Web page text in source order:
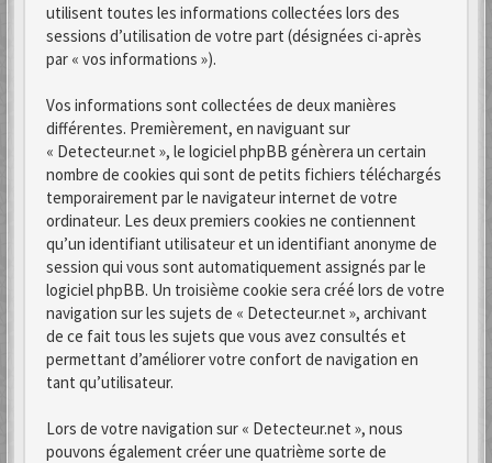
utilisent toutes les informations collectées lors des
sessions d’utilisation de votre part (désignées ci-après
par « vos informations »).
Vos informations sont collectées de deux manières
différentes. Premièrement, en naviguant sur
« Detecteur.net », le logiciel phpBB génèrera un certain
nombre de cookies qui sont de petits fichiers téléchargés
temporairement par le navigateur internet de votre
ordinateur. Les deux premiers cookies ne contiennent
qu’un identifiant utilisateur et un identifiant anonyme de
session qui vous sont automatiquement assignés par le
logiciel phpBB. Un troisième cookie sera créé lors de votre
navigation sur les sujets de « Detecteur.net », archivant
de ce fait tous les sujets que vous avez consultés et
permettant d’améliorer votre confort de navigation en
tant qu’utilisateur.
Lors de votre navigation sur « Detecteur.net », nous
pouvons également créer une quatrième sorte de